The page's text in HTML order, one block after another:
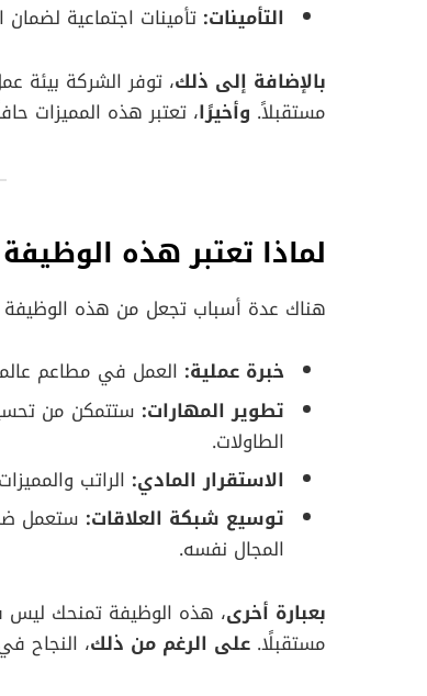
التأمينات: تأمينات اجتماعية
بالإضافة إلى ذلك، توفر الشركة بيئة
مستقبلاً. وأخيرًا، تعتبر هذه المميزات
لماذا تعتبر هذه
هناك عدة أسباب تجعل من هذه الوظيفة
خبرة عملية: العمل في مطاعم
تطوير المهارات: ستتمكن من
الطاولات.
الاستقرار المادي: الراتب
توسيع شبكة العلاقات: ستعمل
المجال نفسه.
بعبارة أخرى، هذه الوظيفة تمنحك ليس
مستقبلًا. على الرغم من ذلك، النجاح